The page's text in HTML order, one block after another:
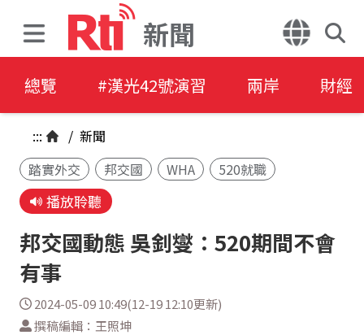
新聞
總覽 #漢光42號演習 兩岸 財經
::: / 新聞
踏實外交
邦交國 WHA 520就職
播放聆聽
邦交國動態 吳釗燮：520期間不會
有事
2024-05-09 10:49(12-19 12:10更新)
撰稿編輯：王照坤